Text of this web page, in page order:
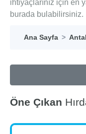
ihtiyaçlarınız için en
burada bulabilirsiniz.
Ana Sayfa
Öne Çıkan